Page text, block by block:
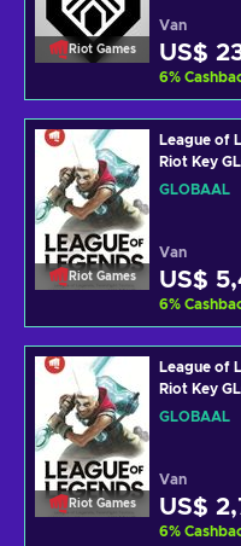
Riot Games
Van
US$
6%
Riot Games
League of
Riot Key
GLOBAAL
Van
US$
6%
Riot Games
League of
Riot Key
GLOBAAL
Van
US$
6%